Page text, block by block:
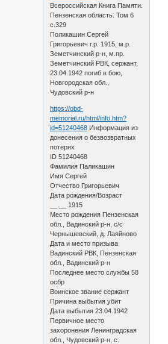
Всероссийская Книга Памяти.
Пензенская область. Том 6
с.329
Поликашин Сергей
Григорьевич г.р. 1915, м.р.
Земетчинский р-н, м.пр.
Земетчинский РВК, сержант,
23.04.1942 погиб в бою,
Новгородская обл.,
Чудовский р-н
https://obd-
memorial.ru/html/info.htm?
id=51240468 Информация из
донесения о безвозвратных
потерях
ID 51240468
Фамилия Паликашин
Имя Сергей
Отчество Григорьевич
Дата рождения/Возраст
__.__.1915
Место рождения Пензенская
обл., Вадинский р-н, с/с
Чернышевский, д. Лаяйново
Дата и место призыва
Вадинский РВК, Пензенская
обл., Вадинский р-н
Последнее место службы 58
осбр
Воинское звание сержант
Причина выбытия убит
Дата выбытия 23.04.1942
Первичное место
захоронения Ленинградская
обл., Чудовский р-н, с.